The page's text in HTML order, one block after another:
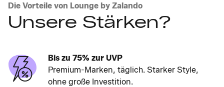
Die Vorteile von Lounge by Zalando
Unsere Stärken?
Bis zu 75% zur UVP
Premium-Marken, täglich. Starker Style,
ohne große Investition.